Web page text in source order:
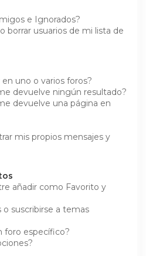
e Ignorados?
borrar usuarios de mi lista de
uno o varios foros?
devuelve ningún resultado?
devuelve una página en
mis propios mensajes y
añadir como Favorito y
suscribirse a temas
foro específico?